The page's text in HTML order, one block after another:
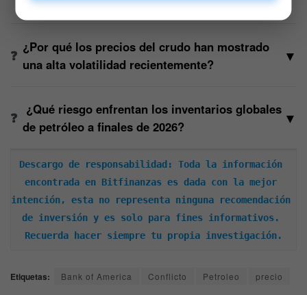
¿Por qué los precios del crudo han mostrado
una alta volatilidad recientemente?
▼
¿Qué riesgo enfrentan los inventarios globales
de petróleo a finales de 2026?
▼
Descargo de responsabilidad: Toda la información
encontrada en Bitfinanzas es dada con la mejor
intención, esta no representa ninguna recomendación
de inversión y es solo para fines informativos.
Recuerda hacer siempre tu propia investigación.
Etiquetas: Bank of America Conflicto Petroleo precio